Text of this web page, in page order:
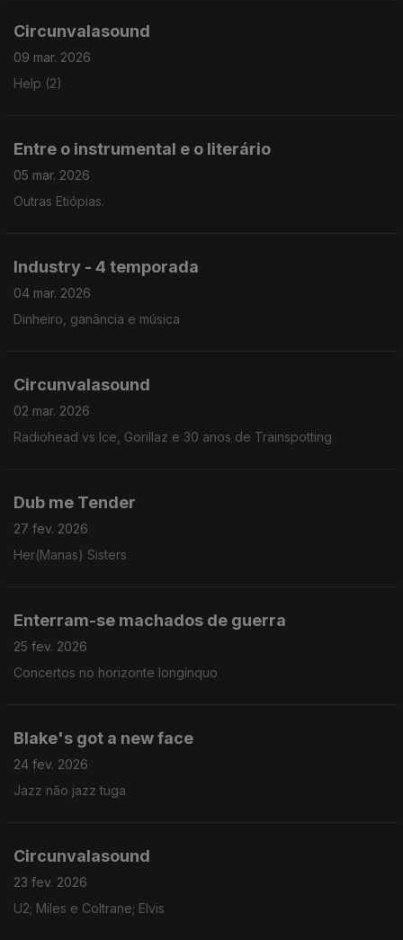
Circunvalasound
09 mar. 2026
Help (2)
Entre o instrumental e o literário
05 mar. 2026
Outras Etiópias.
Industry - 4 temporada
04 mar. 2026
Dinheiro, ganância e música
Circunvalasound
02 mar. 2026
Radiohead vs Ice, Gorillaz e 30 anos de Trainspotting
Dub me Tender
27 fev. 2026
Her(Manas) Sisters
Enterram-se machados de guerra
25 fev. 2026
Concertos no horizonte longínquo
Blake's got a new face
24 fev. 2026
Jazz não jazz tuga
Circunvalasound
23 fev. 2026
U2; Miles e Coltrane; Elvis